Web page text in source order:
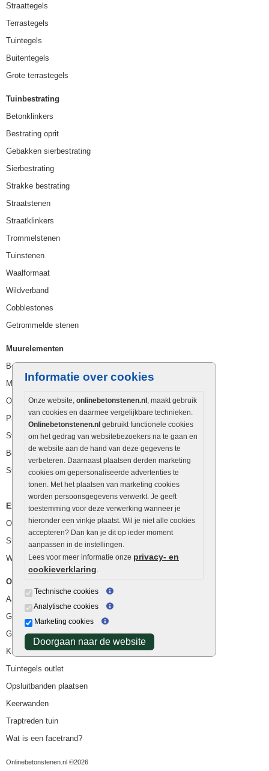
Informatie over cookies
Onze website, onlinebetonstenen.nl , maakt gebruik
van cookies en daarmee vergelijkbare technieken.
Onlinebetonstenen.nl gebruikt functionele cookies
om het gedrag van websitebezoekers na te gaan en
de website aan de hand van deze gegevens te
verbeteren. Daarnaast plaatsen derden marketing
cookies om gepersonaliseerde advertenties te
tonen. Met het plaatsen van marketing cookies
worden persoonsgegevens verwerkt. Je geeft
toestemming voor deze verwerking wanneer je
hieronder een vinkje plaatst. Wil je niet alle cookies
accepteren? Dan kan je dit op ieder moment
aanpassen in de instellingen.
Lees voor meer informatie onze privacy- en
cookieverklaring.
Technische cookies
Analytische cookies
Marketing cookies
Doorgaan naar de website
Straattegels
Terrastegels
Tuintegels
Buitentegels
Grote terrastegels
Tuinbestrating
Betonklinkers
Bestrating oprit
Gebakken sierbestrating
Sierbestrating
Strakke bestrating
Straatstenen
Straatklinkers
Trommelstenen
Tuinstenen
Waalformaat
Wildverband
Cobblestones
Getrommelde stenen
Muurelementen
Betonbielzen
Muurstenen
Opsluitbanden
Palissaden
Stapelblokken
Betonblokken
Stapelstenen
Extra benodigdheden
Ophoogzand
Siergrind en siersplit
Waterafvoer
Overig
Aanbiedingen
Goedkope bestrating
Goedkope tuintegels
Kunstgras
Tuintegels outlet
Opsluitbanden plaatsen
Keerwanden
Traptreden tuin
Wat is een facetrand?
Onlinebetonstenen.nl ©2026